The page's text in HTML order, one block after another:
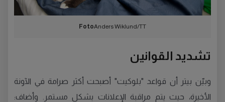
FotoAnders Wiklund/TT
تشديد القوانين
وبيّن بيتر أن قواعد "بلوكيت" أصبحت أكثر صرامة في الآونة
الأخيرة، حيث يتم مراقبة الإعلانات بشكل مستمر. وأضاف: